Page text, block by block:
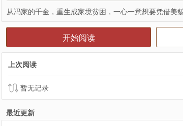
从冯家的千金，重生成家境贫困，一心一意想要凭借美
开始阅读
上次阅读
暂无记录
最近更新